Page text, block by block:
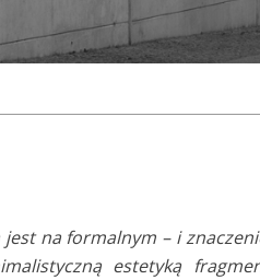
na formalnym – i
estetyką